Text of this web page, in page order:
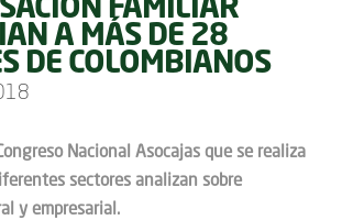
FAMILIAR
A MÁS DE 28
DE COLOMBIANOS
Nacional Asocajas que se realiza
sectores analizan sobre
y empresarial.